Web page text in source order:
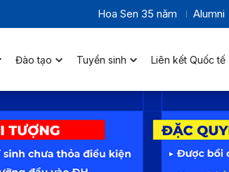
Hoa Sen 35 năm Alumni
Đào tạo Tuyển sinh Liên kết Quốc tế